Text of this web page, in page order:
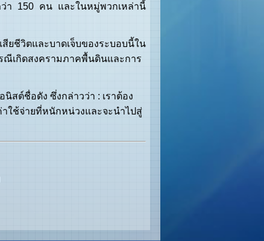
ว่า 150 คน และในหมู่พวกเหล่านี้
ชีวิตและบาดเจ็บของระบอบนี้ใน
ณีเกิดสงครามภาคพื้นดินและการ
สต์ชื่อดัง ซึ่งกล่าวว่า : เราต้อง
าใช้จ่ายที่หนักหน่วงและจะนำไปสู่